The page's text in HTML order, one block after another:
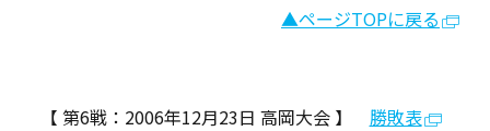
▲ページTOPに戻る
【 第6戦：2006年12月23日 高岡大会 】 勝敗表